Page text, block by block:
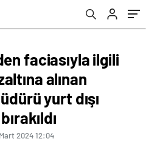
ile serbest
faciasıyla ilgili
alınan
yurt dışı
2024 12:04